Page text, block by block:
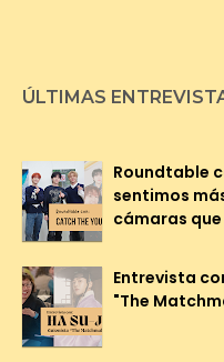
ÚLTIMAS
Roundtable
sentimos
cámaras
Entrevista
"The